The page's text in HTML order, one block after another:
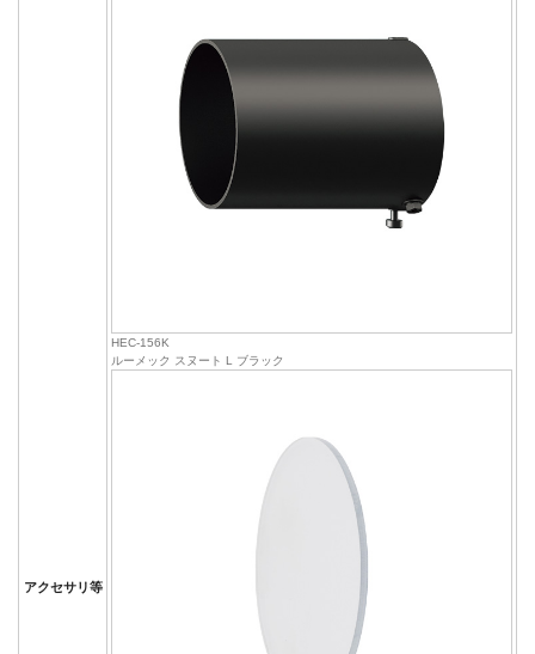
アクセサリ等
HEC-156K
ルーメック スヌート L ブラック